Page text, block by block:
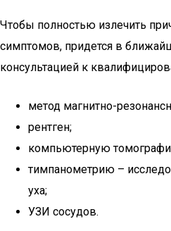
Чтобы полностью излечить
симптомов, придется в
консультацией к
метод магнитно-
рентген;
компьютерную
тимпанометрию –
уха;
УЗИ сосудов.